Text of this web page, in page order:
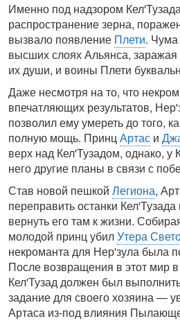
Именно под надзором
распространение зерна,
вызвало появление Плети. Чума
высших слоях Альянса,
их души, и воины Плети
Даже несмотря на то, что
впечатляющих результатов,
позволил ему умереть до того,
полную мощь. ПринцАртас и
верх над Кел'Тузадом, однако,
него другие планы в связи с
Став новой пешкой Легиона,
переправить останки
вернуть его там к жизни.
молодой принц убилУтера
некроманта для Нер'зула была
После возвращения в этот мир
Кел'Тузад должен был
задание для своего хозяина —
Артаса из-под влияния